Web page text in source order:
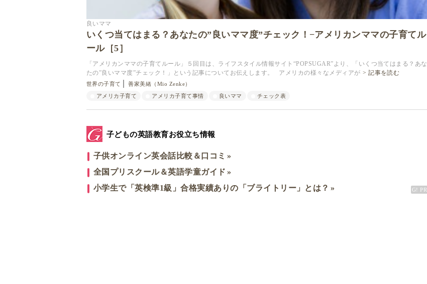
良いママ
いくつ当てはまる？あなたの”良いママ度”チェック！−アメリカンママの子育てル
ール［5］
「アメリカンママの子育てルール」５回目は、ライフスタイル情報サイト“POPSUGAR”より、「いくつ当てはまる？あな
たの”良いママ度”チェック！」という記事についてお伝えします。 アメリカの様々なメディアが
記事を読む
世界の子育て
善家美緒（Mio Zenke）
アメリカ子育て
アメリカ子育て事情 良いママ チェック表
子どもの英語教育お役立ち情報
子供オンライン英会話比較＆口コミ
全国プリスクール＆英語学童ガイド
小学生で「英検準1級」合格実績ありの「ブライトリー」とは？